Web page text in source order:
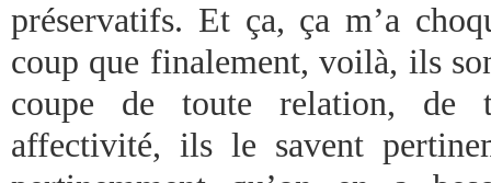
préservatifs. Et ça, ça m’a
coup que finalement, voilà, ils
coupe de toute relation, de
affectivité, ils le savent